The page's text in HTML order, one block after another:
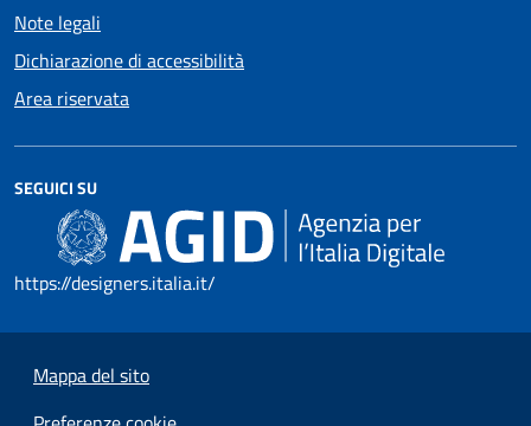
Note legali
Dichiarazione di accessibilità
Area riservata
SEGUICI SU
https://designers.italia.it/
Mappa del sito